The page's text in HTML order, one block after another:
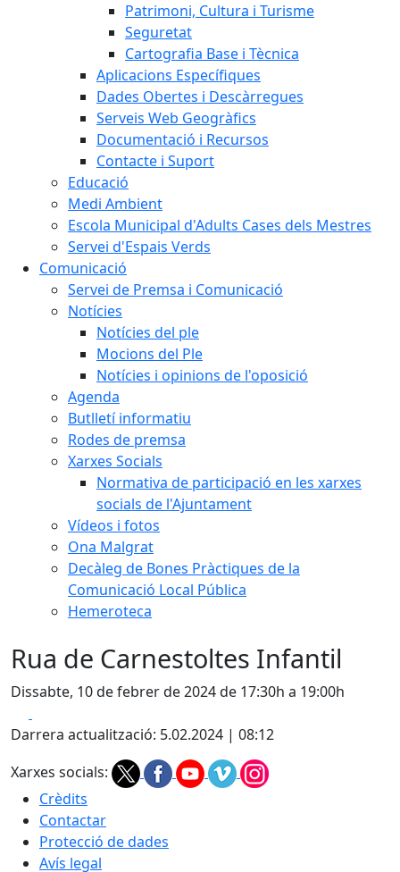
Patrimoni, Cultura i Turisme
Seguretat
Cartografia Base i Tècnica
Aplicacions Específiques
Dades Obertes i Descàrregues
Serveis Web Geogràfics
Documentació i Recursos
Contacte i Suport
Educació
Medi Ambient
Escola Municipal d'Adults Cases dels Mestres
Servei d'Espais Verds
Comunicació
Servei de Premsa i Comunicació
Notícies
Notícies del ple
Mocions del Ple
Notícies i opinions de l'oposició
Agenda
Butlletí informatiu
Rodes de premsa
Xarxes Socials
Normativa de participació en les xarxes
socials de l'Ajuntament
Vídeos i fotos
Ona Malgrat
Decàleg de Bones Pràctiques de la
Comunicació Local Pública
Hemeroteca
Rua de Carnestoltes Infantil
Dissabte, 10 de febrer de 2024 de 17:30h a 19:00h
Darrera actualització: 5.02.2024 | 08:12
Xarxes socials:
Crèdits
Contactar
Protecció de dades
Avís legal